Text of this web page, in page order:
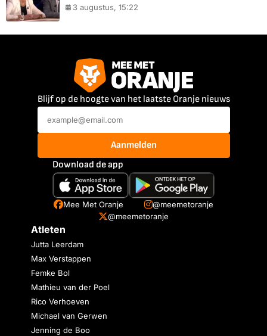
3 augustus, 15:22
Blijf op de hoogte van het laatste Oranje nieuws
Aanmelden
Download de app
Mee Met Oranje
@meemetoranje
@meemetoranje
Atleten
Jutta Leerdam
Max Verstappen
Femke Bol
Mathieu van der Poel
Rico Verhoeven
Michael van Gerwen
Jenning de Boo